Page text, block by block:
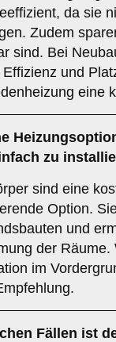
da sie
Zudem
sind. Bei
und
eine
zu
sind eine
Option.
und
der
im
Fällen ist